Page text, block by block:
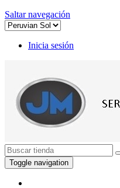
Saltar navegación
Inicia sesión
Toggle navigation